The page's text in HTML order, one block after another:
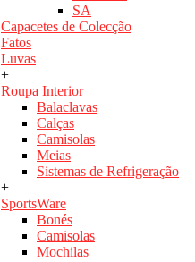
SA
Capacetes de Colecção
Fatos
Luvas
+
Roupa Interior
Balaclavas
Calças
Camisolas
Meias
Sistemas de Refrigeração
+
SportsWare
Bonés
Camisolas
Mochilas